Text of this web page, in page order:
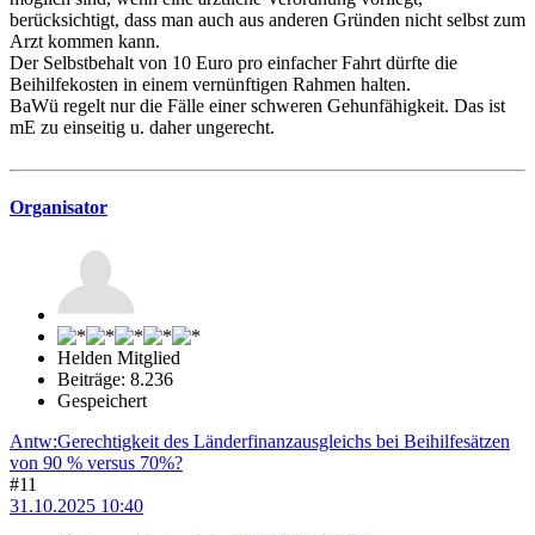
berücksichtigt, dass man auch aus anderen Gründen nicht selbst zum
Arzt kommen kann.
Der Selbstbehalt von 10 Euro pro einfacher Fahrt dürfte die
Beihilfekosten in einem vernünftigen Rahmen halten.
BaWü regelt nur die Fälle einer schweren Gehunfähigkeit. Das ist
mE zu einseitig u. daher ungerecht.
Organisator
Helden Mitglied
Beiträge: 8.236
Gespeichert
Antw:Gerechtigkeit des Länderfinanzausgleichs bei Beihilfesätzen
von 90 % versus 70%?
#11
31.10.2025 10:40